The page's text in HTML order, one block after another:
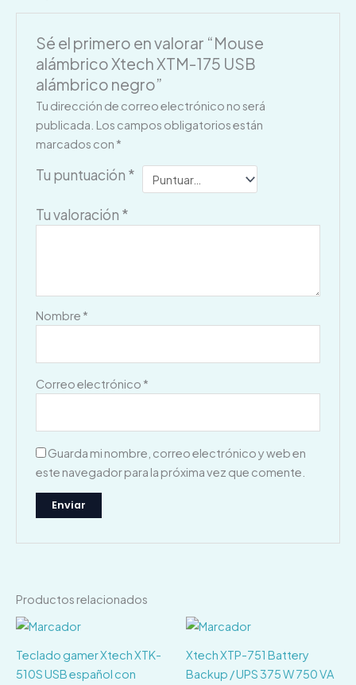
Sé el primero en valorar “Mouse
alámbrico Xtech XTM-175 USB
alámbrico negro”
Tu dirección de correo electrónico no será
publicada. Los campos obligatorios están
marcados con *
Tu puntuación *
Tu valoración *
Nombre *
Correo electrónico *
Guarda mi nombre, correo electrónico y web en
este navegador para la próxima vez que comente.
Productos relacionados
Teclado gamer Xtech XTK-
510S USB español con
Xtech XTP-751 Battery
Backup / UPS 375 W 750 VA